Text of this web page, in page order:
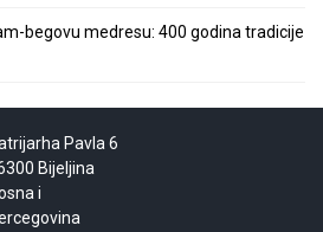
begovu medresu: 400 godina tradicije
Pavla 6
Bijeljina
i